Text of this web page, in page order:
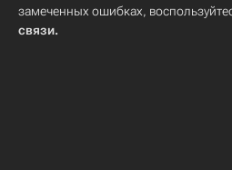
замеченных ошибках,
связи.